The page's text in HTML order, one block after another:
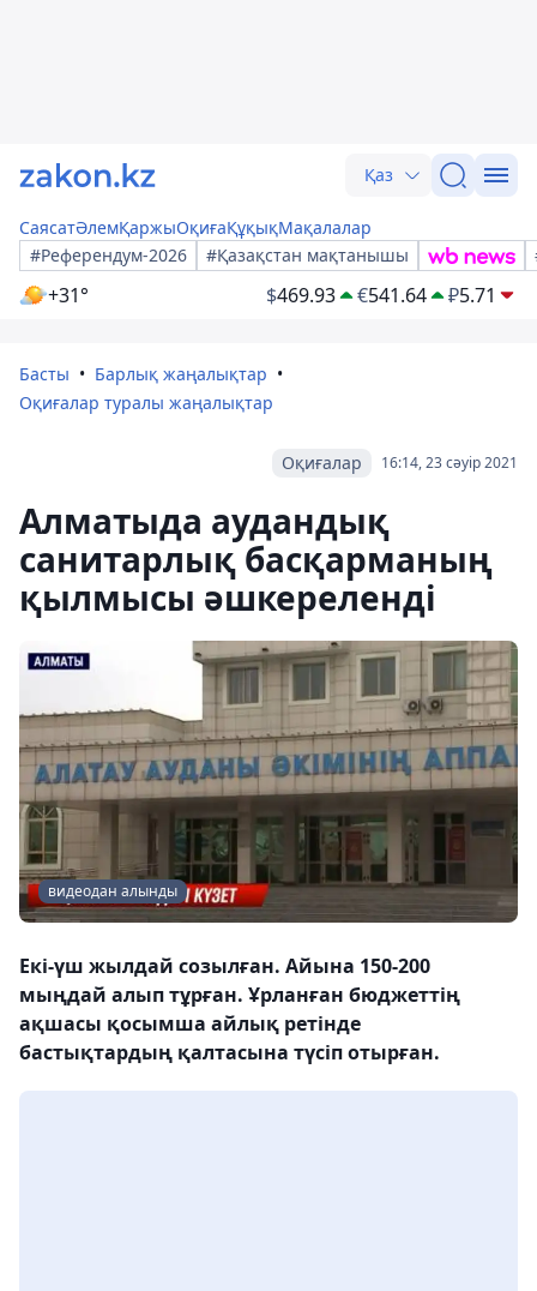
Қаз
СаясатӘлемҚаржыОқиғаҚұқықМақалалар
#Референдум-2026
#Қазақстан мақтанышы
+31° $469.93 €541.64 ₽5.71
Басты
Барлық жаңалықтар
Оқиғалар туралы жаңалықтар
16:14, 23 сәуір 2021
Оқиғалар
Алматыда аудандық
санитарлық басқарманың
қылмысы әшкереленді
видеодан алынды
Екі-үш жылдай созылған. Айына 150-200
мыңдай алып тұрған. Ұрланған бюджеттің
ақшасы қосымша айлық ретінде
бастықтардың қалтасына түсіп отырған.